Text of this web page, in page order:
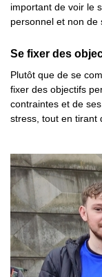
important de voir le
personnel et non de
Se fixer des
Plutôt que de se
fixer des objectifs
contraintes et de
stress, tout en tirant